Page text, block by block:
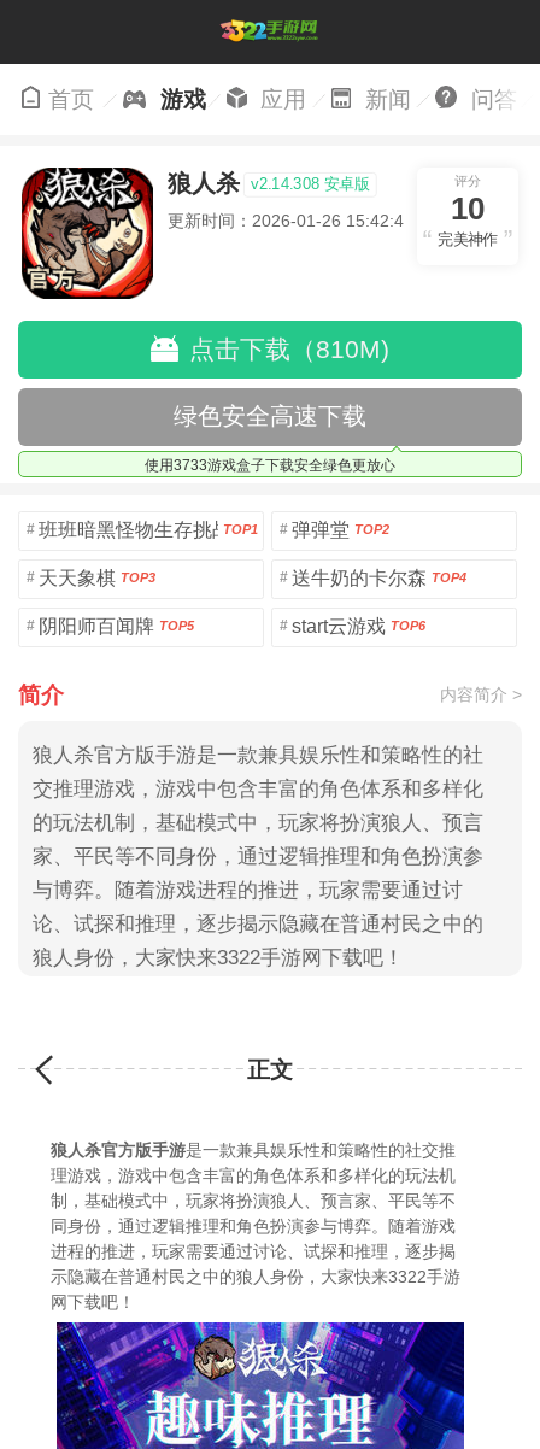
首页 游戏 应用 新闻 问答
狼人杀 v2.14.308 安卓版
更新时间：2026-01-26 15:42:48
评分
10
完美神作
点击下载（810M)
绿色安全高速下载
使用3733游戏盒子下载安全绿色更放心
# 班班暗黑怪物生存挑战5TOP1 # 弹弹堂 TOP2
# 天天象棋 TOP3 # 送牛奶的卡尔森 TOP4
# 阴阳师百闻牌 TOP5 # start云游戏 TOP6
简介 内容简介 >
狼人杀官方版手游是一款兼具娱乐性和策略性的社
交推理游戏，游戏中包含丰富的角色体系和多样化
的玩法机制，基础模式中，玩家将扮演狼人、预言
家、平民等不同身份，通过逻辑推理和角色扮演参
与博弈。随着游戏进程的推进，玩家需要通过讨
论、试探和推理，逐步揭示隐藏在普通村民之中的
狼人身份，大家快来3322手游网下载吧！
正文
狼人杀官方版手游是一款兼具娱乐性和策略性的社交推
理游戏，游戏中包含丰富的角色体系和多样化的玩法机
制，基础模式中，玩家将扮演狼人、预言家、平民等不
同身份，通过逻辑推理和角色扮演参与博弈。随着游戏
进程的推进，玩家需要通过讨论、试探和推理，逐步揭
示隐藏在普通村民之中的狼人身份，大家快来3322手游
网下载吧！